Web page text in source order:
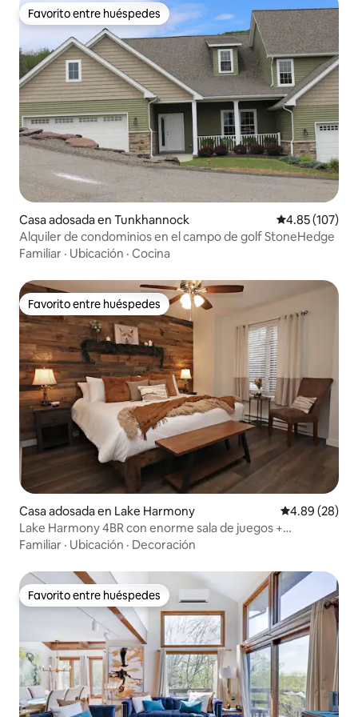
Favorito entre huéspedes
Favorito entre huéspedes
Casa adosada en Tunkhannock Calificación
4.85 (107)
Alquiler de condominios en el campo de golf StoneHedge
Familiar · Ubicación · Cocina
Favorito entre huéspedes
Favorito entre huéspedes
Casa adosada en Lake Harmony Calificación
4.89 (28)
Lake Harmony 4BR con enorme sala de juegos +
chimeneas
Familiar · Ubicación · Decoración
Favorito entre huéspedes
Favorito entre huéspedes